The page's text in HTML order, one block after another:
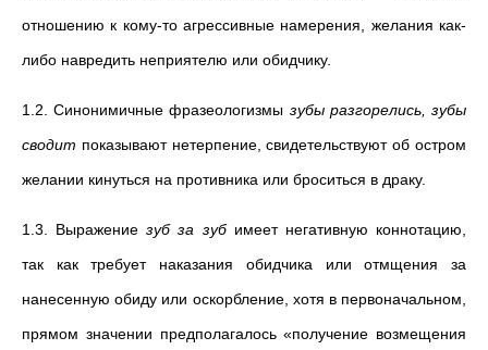
отношению к кому-то агрессивные намерения, желания как-
либо навредить неприятелю или обидчику.
1.2. Синонимичные фразеологизмы зубы разгорелись, зубы
сводит показывают нетерпение, свидетельствуют об остром
желании кинуться на противника или броситься в драку.
1.3. Выражениезуб за зубимеет негативную коннотацию,
так как требует наказания обидчика или отмщения за
нанесенную обиду или оскорбление, хотя в первоначальном,
прямом значении предполагалось «получение возмещения